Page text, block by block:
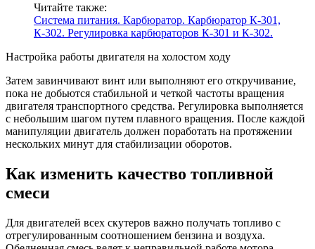
Читайте также:
Система питания. Карбюратор. Карбюратор К-301,
К-302. Регулировка карбюраторов К-301 и К-302.
Настройка работы двигателя на холостом ходу
Затем завинчивают винт или выполняют его откручивание,
пока не добьются стабильной и четкой частоты вращения
двигателя транспортного средства. Регулировка выполняется
с небольшим шагом путем плавного вращения. После каждой
манипуляции двигатель должен поработать на протяжении
нескольких минут для стабилизации оборотов.
Как изменить качество топливной
смеси
Для двигателей всех скутеров важно получать топливо с
отрегулированным соотношением бензина и воздуха.